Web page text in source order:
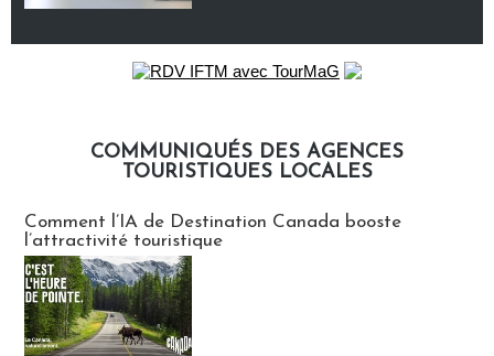
COMMUNIQUÉS DES AGENCES
TOURISTIQUES LOCALES
Comment l’IA de Destination Canada booste
l’attractivité touristique